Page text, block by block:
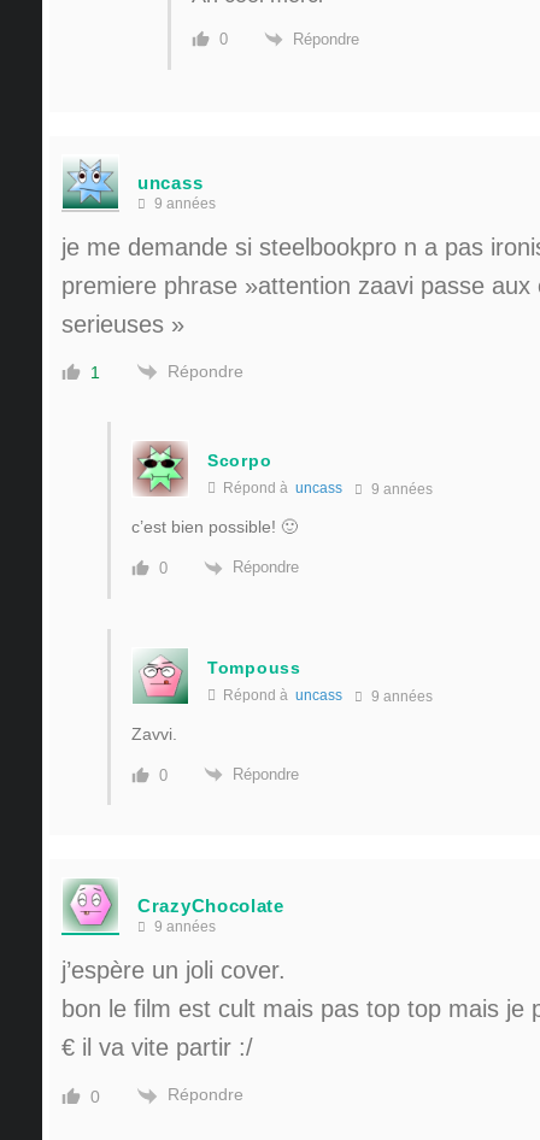
0 Répondre
uncass
9 années
je me demande si steelbookpro n a pas
premiere phrase »attention zaavi passe aux
serieuses »
1 Répondre
Scorpo
Répond à uncass 9 années
c’est bien possible! 🙂
0 Répondre
Tompouss
Répond à uncass 9 années
Zavvi.
0 Répondre
CrazyChocolate
9 années
j’espère un joli cover.
bon le film est cult mais pas top top mais je
€ il va vite partir :/
0 Répondre